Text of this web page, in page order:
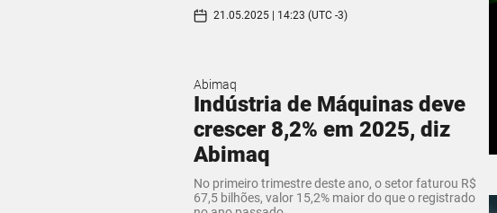
21.05.2025 | 14:23 (UTC -3)
Abimaq
Indústria de Máquinas deve
crescer 8,2% em 2025, diz
Abimaq
No primeiro trimestre deste ano, o setor faturou R$
67,5 bilhões, valor 15,2% maior do que o registrado